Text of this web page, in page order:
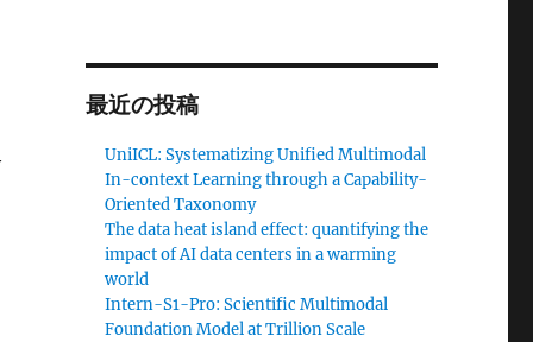
最近の投稿
UniICL: Systematizing Unified Multimodal
In-context Learning through a Capability-
Oriented Taxonomy
The data heat island effect: quantifying the
impact of AI data centers in a warming
world
Intern-S1-Pro: Scientific Multimodal
Foundation Model at Trillion Scale